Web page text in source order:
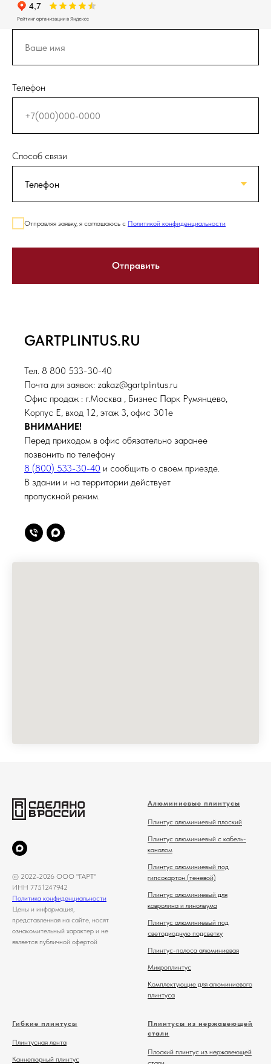
Телефон
Способ связи
Отправляя заявку, я соглашаюсь с Политикой конфиденциальности
Отправить
GARTPLINTUS.RU
Тел. 8 800 533-30-40
Почта для заявок: zakaz@gartplintus.ru
Офис продаж : г.Москва , Бизнес Парк Румянцево,
Корпус Е, вход 12, этаж 3, офис 301е
ВНИМАНИЕ!
Перед приходом в офис обязательно заранее
позвонить по телефону
8 (800) 533-30-40 и сообщить о своем приезде.
В здании и на территории действует
пропускной режим.
© 2022-2026 ООО "ГАРТ"
ИНН 7751247942
Политика конфиденциальности
Цены и информация,
представленная на сайте, носят
ознакомительный характер и не
является публичной офертой
Алюминиевые плинтусы
Плинтус алюминиевый плоский
Плинтус алюминиевый с кабель-
каналом
Плинтус алюминиевый под
гипсокартон (теневой)
Плинтус алюминиевый для
ковролина и линолеума
Плинтус алюминиевый под
светодиодную подсветку
Плинтус-полоса алюминиевая
Микроплинтус
Комплектующие для алюминиевого
плинтуса
Гибкие плинтусы
Плинтусная лента
Каннелюрный плинтус
Плинтусы из нержавеющей
стали
Плоский плинтус из нержавеющей